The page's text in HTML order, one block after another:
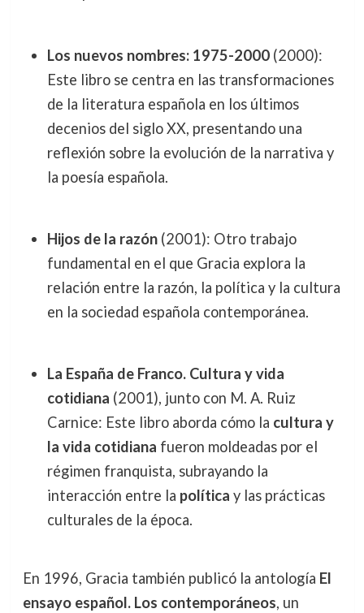
Los nuevos nombres: 1975-2000(2000):
Este libro se centra en las transformaciones
de la literatura española en los últimos
decenios del siglo XX, presentando una
reflexión sobre la evolución de la narrativa y
la poesía española.
Hijos de la razón(2001): Otro trabajo
fundamental en el que Gracia explora la
relación entre la razón, la política y la cultura
en la sociedad española contemporánea.
La España de Franco. Cultura y vida
cotidiana (2001), junto con M. A. Ruiz
Carnice: Este libro aborda cómo la cultura y
la vida cotidiana fueron moldeadas por el
régimen franquista, subrayando la
interacción entre la política y las prácticas
culturales de la época.
En 1996, Gracia también publicó la antología El
ensayo español. Los contemporáneos, un